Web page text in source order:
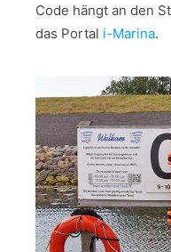
Code hängt an den
das Portal i-Marina.